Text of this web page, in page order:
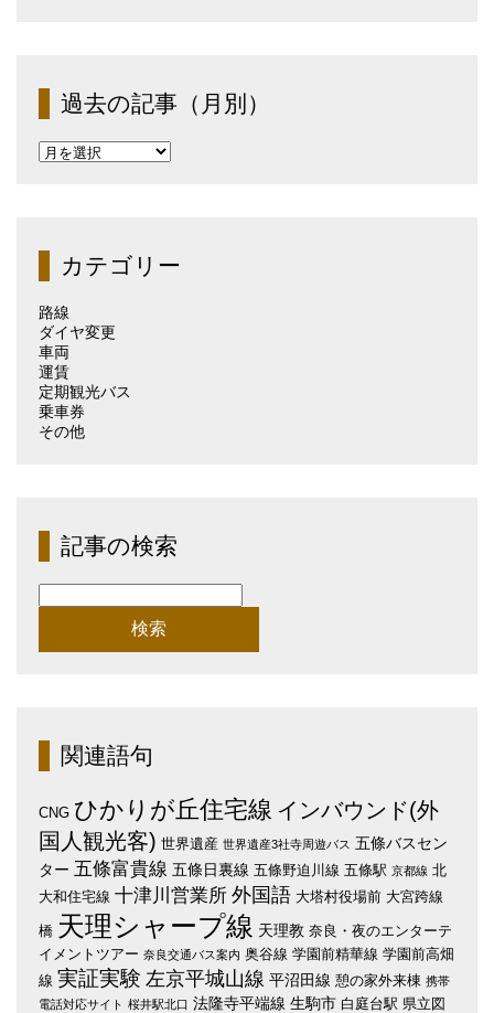
過去の記事（月別）
過
（月
別）カテゴリー
路線
ダイヤ変更
車両
運賃
定期観光バス
乗車券
その他
記事の検索
索:
関連語句
CNG ひかりが丘住宅線 インバウンド(外
国人観光客) 世界遺産 世界遺産3社寺周遊バス 五條バスセン
ター 五條富貴線 五條日裏線 五條野迫川線 五條駅 京都線 北
大和住宅線 十津川営業所 外国語 大塔村役場前 大宮跨線
橋 天理シャープ線 天理教 奈良・夜のエンターテ
イメントツアー 奈良交通バス案内 奥谷線 学園前精華線 学園前高畑
線 実証実験 左京平城山線 平沼田線 憩の家外来棟 携帯
電話対応サイト 桜井駅北口 法隆寺平端線 生駒市 白庭台駅 県立図